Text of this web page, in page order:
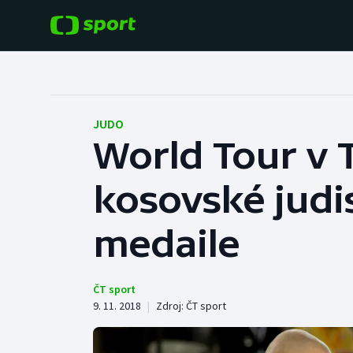
Hokej
Tenis
Baseball a softbal
Basketbal
JUDO
World Tour v
kosovské
medaile
ČT sport
9. 11. 2018 | Zdroj: ČT sport